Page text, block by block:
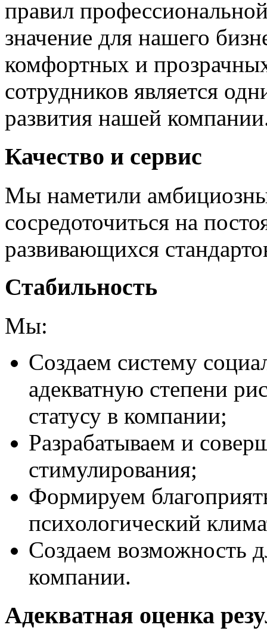
правил
значение для нашего
комфортных и
сотрудников является
развития нашей
Качество и сервис
Мы наметили
сосредоточиться на
развивающихся
Стабильность
Мы:
Создаем систему
адекватную степени
статусу в компании;
Разрабатываем и
стимулирования;
Формируем
психологический
Создаем возможность
компании.
Адекватная оценка